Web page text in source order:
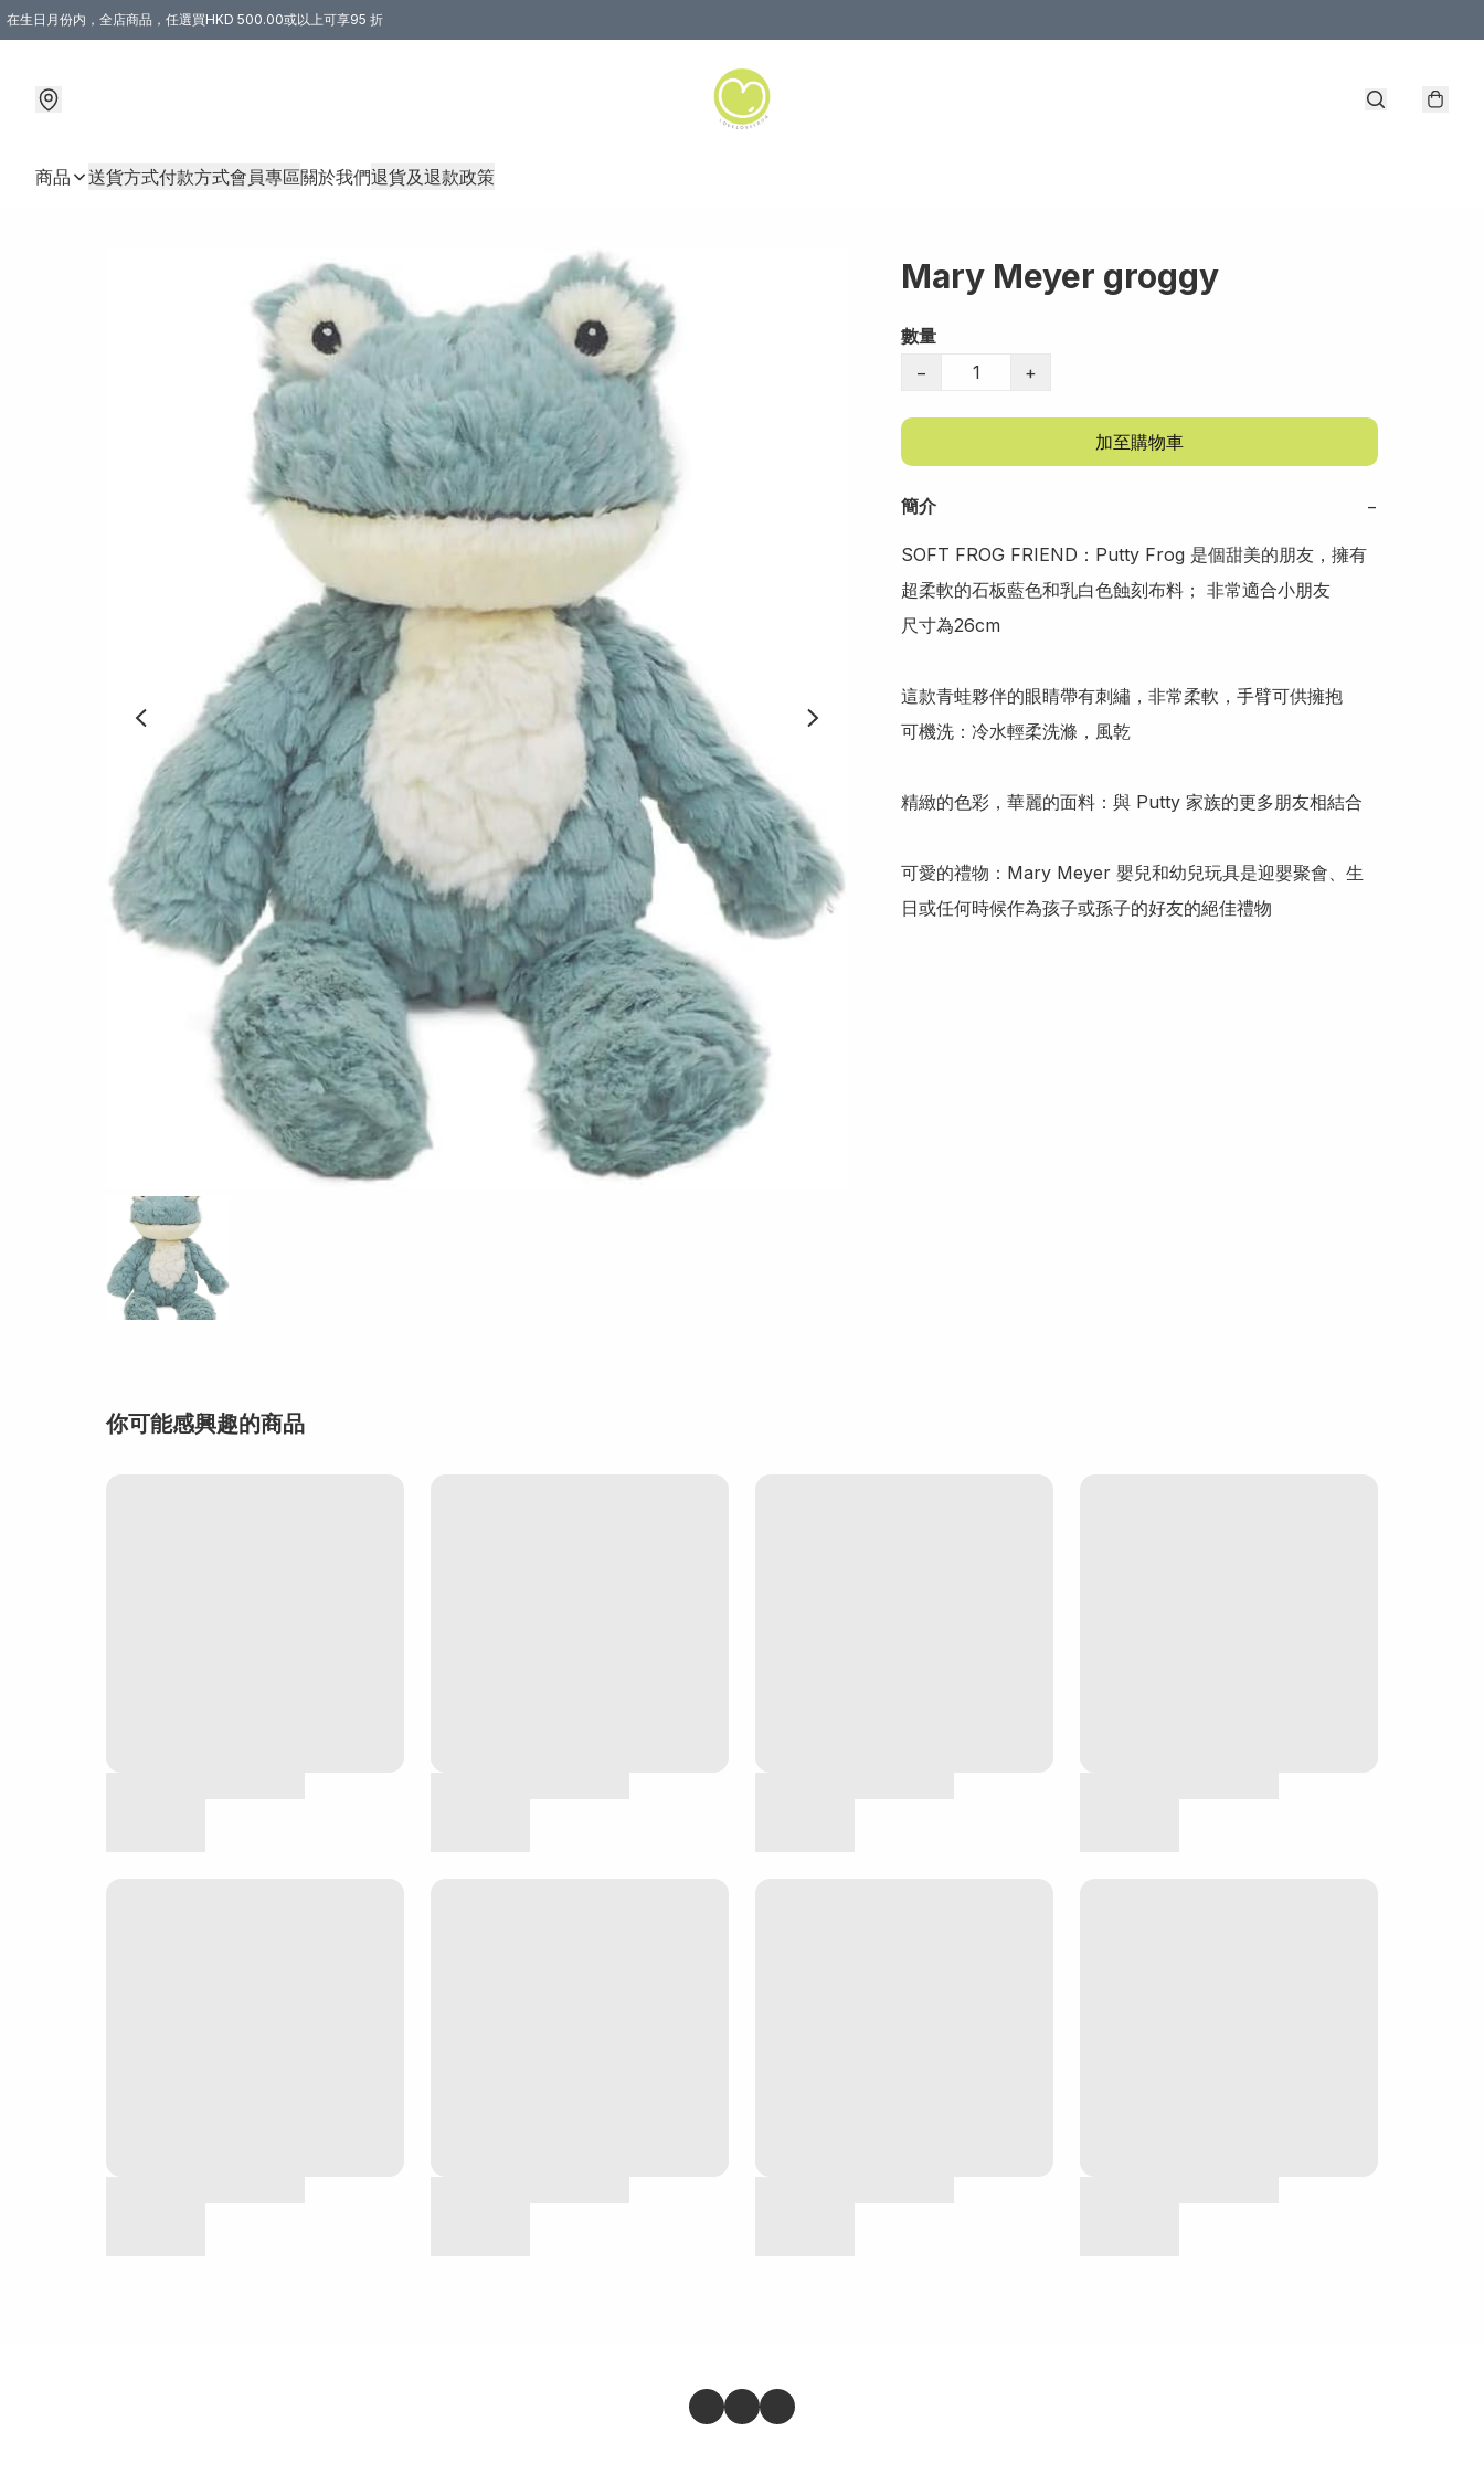
在生日月份内，全店商品，任選買HKD 500.00或以上可享95 折
商品 送貨方式付款方式會員專區關於我們退貨及退款政策
Mary Meyer groggy
數量
−
+
加至購物車
簡介 −
SOFT FROG FRIEND：Putty Frog 是個甜美的朋友，擁有
超柔軟的石板藍色和乳白色蝕刻布料； 非常適合小朋友
尺寸為26cm
這款青蛙夥伴的眼睛帶有刺繡，非常柔軟，手臂可供擁抱
可機洗：冷水輕柔洗滌，風乾
精緻的色彩，華麗的面料：與 Putty 家族的更多朋友相結合
可愛的禮物：Mary Meyer 嬰兒和幼兒玩具是迎嬰聚會、生
日或任何時候作為孩子或孫子的好友的絕佳禮物
你可能感興趣的商品